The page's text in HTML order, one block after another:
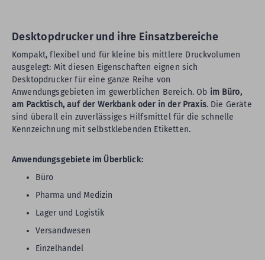
Desktopdrucker und ihre Einsatzbereiche
Kompakt, flexibel und für kleine bis mittlere Druckvolumen
ausgelegt: Mit diesen Eigenschaften eignen sich
Desktopdrucker für eine ganze Reihe von
Anwendungsgebieten im gewerblichen Bereich. Ob im Büro,
am Packtisch, auf der Werkbank oder in der Praxis. Die Geräte
sind überall ein zuverlässiges Hilfsmittel für die schnelle
Kennzeichnung mit selbstklebenden Etiketten.
Anwendungsgebiete im Überblick:
Büro
Pharma und Medizin
Lager und Logistik
Versandwesen
Einzelhandel